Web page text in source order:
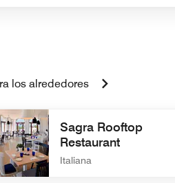
los alrededores
Sagra Rooftop
Restaurant
Italiana